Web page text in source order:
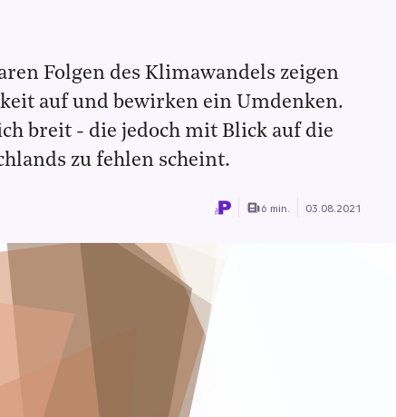
Folgen des Klimawandels zeigen
auf und bewirken ein Umdenken.
breit - die jedoch mit Blick auf die
zu fehlen scheint.
6 min. 03.08.2021